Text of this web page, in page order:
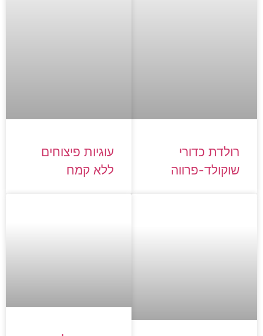
רולדת כדורי
שוקולד-פרווה
עוגיות פיצוחים
ללא קמח